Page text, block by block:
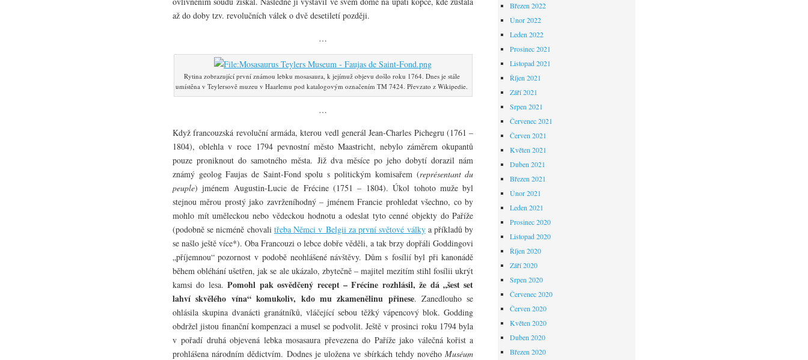
až do doby tzv. revolučních válek o dvě desetiletí později.
…
Rytina zobrazující první známou lebku mosasaura, k jejímuž objevu došlo roku 1764. Dnes je stále
umístěna v Teylersově muzeu v Haarlemu pod katalogovým označením TM 7424. Převzato z Wikipedie.
…
Když francouzská revoluční armáda, kterou vedl generál Jean-Charles Pichegru (1761 –
1804), oblehla v roce 1794 pevnostní město Maastricht, nebylo záměrem okupantů
pouze proniknout do samotného města. Již dva měsíce po jeho dobytí dorazil nám
známý geolog Faujas de Saint-Fond spolu s politickým komisařem (représentant du
peuple) jménem Augustin-Lucie de Frécine (1751 – 1804). Úkol tohoto muže byl
stejnou měrou prostý jako zavrženíhodný – jménem Francie prohledat všechno, co by
mohlo mít uměleckou nebo vědeckou hodnotu a odeslat tyto cenné objekty do Paříže
(podobně se nicméně chovali třeba Němci v Belgii za první světové válkya příkladů by
se našlo ještě více*). Oba Francouzi o lebce dobře věděli, a tak brzy dopřáli Goddingovi
„příjemnou“ pozornost v podobě neohlášené návštěvy. Dům s fosílií byl při kanonádě
během obléhání ušetřen, jak se ale ukázalo, zbytečně – majitel mezitím stihl fosílii ukrýt
kamsi do lesa.Pomohl pak osvědčený recept – Frécine rozhlásil, že dá „šest set
lahví skvělého vína“ komukoliv, kdo mu zkamenělinu přinese. Zanedlouho se
ohlásila skupina dvanácti granátníků, vláčející sebou těžký vápencový blok. Godding
obdržel jistou finanční kompenzaci a musel se podvolit. Ještě v prosinci roku 1794 byla
v pořadí druhá objevená lebka mosasaura převezena do Paříže jako válečná kořist a
prohlášena národním dědictvím. Dodnes je uložena ve sbírkách tehdy novéhoMuséum
Březen 2022
Únor 2022
Leden 2022
Prosinec 2021
Listopad 2021
Říjen 2021
Září 2021
Srpen 2021
Červenec 2021
Červen 2021
Květen 2021
Duben 2021
Březen 2021
Únor 2021
Leden 2021
Prosinec 2020
Listopad 2020
Říjen 2020
Září 2020
Srpen 2020
Červenec 2020
Červen 2020
Květen 2020
Duben 2020
Březen 2020